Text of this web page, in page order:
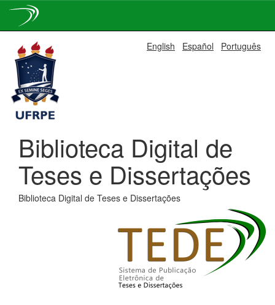
navigation
English Español Português
Biblioteca Digital de
Teses e Dissertações
Biblioteca Digital de Teses e Dissertações